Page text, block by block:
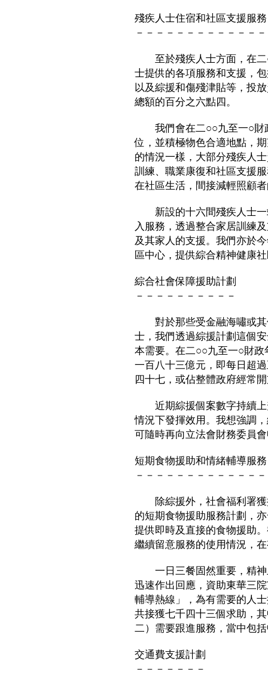
殘疾人士住宿和社區支援服務
－－－－－－－－－－－－－
至於殘疾人士方面，在二
士提供的各項服務和支援，
以及綜援和傷殘津貼等，投
總額的百分之六點四。
我們會在二○○九至一○財
位，並積極物色合適地點，
的情況一樣，大部分殘疾人
訓練、職業康復和社區支援
在社區生活，間接減輕照顧
新設的十六間殘疾人士一
入服務，透過整合家居訓練
及其家人的支援。我們亦於
區中心，提供綜合精神健康
綜合社會保障援助計劃
－－－－－－－－－－
對於那些受金融海嘯或其
士，我們透過綜援計劃這個
本需要。在二○○九至一○財
一百八十三億元，即每日超
四十七，或佔整體政府經常
近期綜援個案數字持續上
情況下發揮效用。我想強調
可隨時再向立法會財務委員
短期食物援助和情緒輔導服務
－－－－－－－－－－－－－
除綜援外，社會福利署獲
的短期食物援助服務計劃，
提供即時及直接的食物援助
繼續留意服務的使用情況，
一日三餐固然重要，精神
迅速作出回應，資助東華三
輔導熱線」，為有需要的人
共接獲七千四十三個求助，
二）需要跟進服務，當中包
交通費支援計劃
－－－－－－－